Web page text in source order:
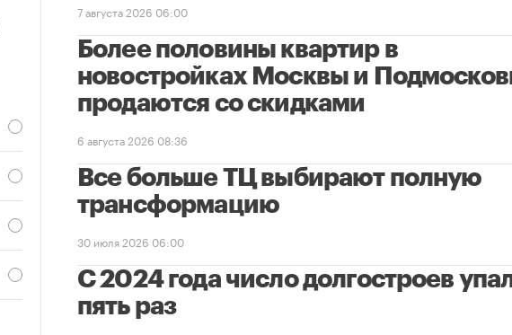
7 августа 2026 06:00
Более половины квартир в
новостройках Москвы и
продаются со скидками
6 августа 2026 08:36
Все больше ТЦ выбирают полную
трансформацию
30 июля 2026 06:00
С 2024 года число долгостроев
пять раз